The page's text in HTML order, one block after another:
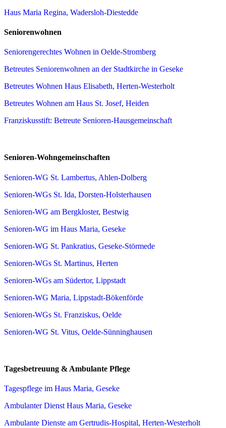
Haus Maria Regina, Wadersloh-Diestedde
Seniorenwohnen
Seniorengerechtes Wohnen in Oelde-Stromberg
Betreutes Seniorenwohnen an der Stadtkirche in Geseke
Betreutes Wohnen Haus Elisabeth, Herten-Westerholt
Betreutes Wohnen am Haus St. Josef, Heiden
Franziskusstift: Betreute Senioren-Hausgemeinschaft
Senioren-Wohngemeinschaften
Senioren-WG St. Lambertus, Ahlen-Dolberg
Senioren-WGs St. Ida, Dorsten-Holsterhausen
Senioren-WG am Bergkloster, Bestwig
Senioren-WG im Haus Maria, Geseke
Senioren-WG St. Pankratius, Geseke-Störmede
Senioren-WGs St. Martinus, Herten
Senioren-WGs am Südertor, Lippstadt
Senioren-WG Maria, Lippstadt-Bökenförde
Senioren-WGs St. Franziskus, Oelde
Senioren-WG St. Vitus, Oelde-Sünninghausen
Tagesbetreuung & Ambulante Pflege
Tagespflege im Haus Maria, Geseke
Ambulanter Dienst Haus Maria, Geseke
Ambulante Dienste am Gertrudis-Hospital, Herten-Westerholt